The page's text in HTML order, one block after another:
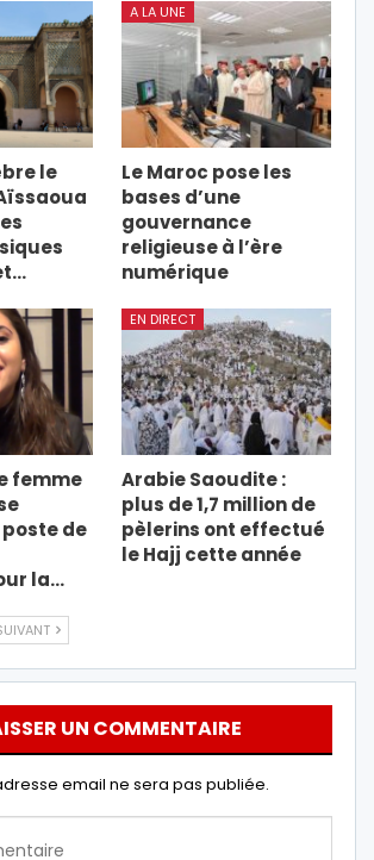
le
A LA UNE
Le Maroc pose les
bases d’une
gouvernance
religieuse à l’ère
numérique
femme
de
la…
EN DIRECT
Arabie Saoudite :
plus de 1,7 million de
pèlerins ont effectué
le Hajj cette année
UN COMMENTAIRE
email ne sera pas publiée.